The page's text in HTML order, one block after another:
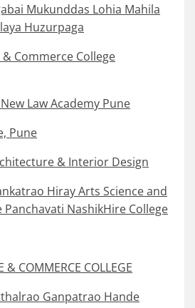
Mukunddas Lohia Mahila
Huzurpaga
& Commerce College
New Law Academy Pune
Pune
& Interior Design
Hiray Arts Science and
Panchavati NashikHire College
& COMMERCE COLLEGE
Ganpatrao Hande